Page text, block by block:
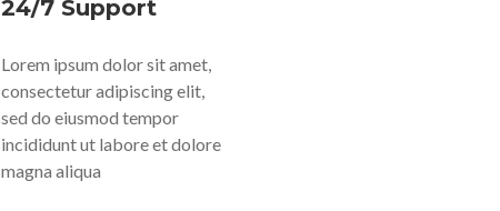
24/7 Support
Lorem ipsum dolor sit amet,
consectetur adipiscing elit,
sed do eiusmod tempor
incididunt ut labore et dolore
magna aliqua